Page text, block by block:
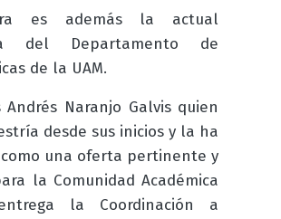
es además la actual
del Departamento de
de la UAM.
Andrés Naranjo Galvis quien
desde sus inicios y la ha
una oferta pertinente y
la Comunidad Académica
la Coordinación a